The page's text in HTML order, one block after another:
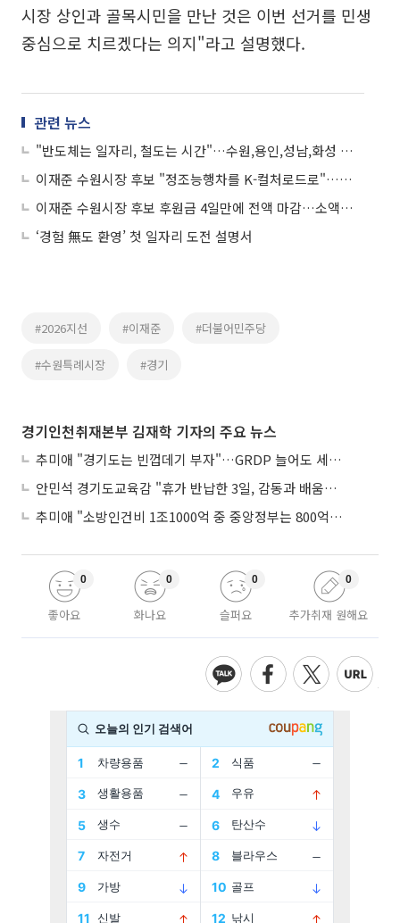
시장 상인과 골목시민을 만난 것은 이번 선거를 민생
중심으로 치르겠다는 의지"라고 설명했다.
관련 뉴스
"반도체는 일자리, 철도는 시간"…수원,용인,성남,화성 등 경기남부 8개 도시 후보들, 한목소리 냈다
이재준 수원시장 후보 "정조능행차를 K-컬처로드로"…문화관광 산업화 승부수
이재준 수원시장 후보 후원금 4일만에 전액 마감…소액후원 릴레이에 "시민의 명령"
‘경험 無도 환영’ 첫 일자리 도전 설명서
#2026지선 #이재준 #더불어민주당
#수원특례시장 #경기
경기인천취재본부 김재학 기자의 주요 뉴스
추미애 "경기도는 빈껍데기 부자"…GRDP 늘어도 세입은 그대로
안민석 경기도교육감 "휴가 반납한 3일, 감동과 배움이었다"
추미애 "소방인건비 1조1000억 중 중앙정부는 800억뿐"
좋아요
0
화나요
0
슬퍼요
0
추가취재 원해요
0